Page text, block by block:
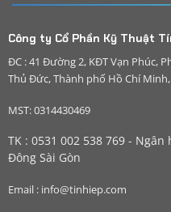
Công ty Cổ Phần Kỹ Thuật
ĐC : 41 Đường 2, KĐT Vạn Phúc,
Thủ Đức, Thành phố Hồ Chí
MST: 0314430469
TK : 0531 002 538 769 -
Đông Sài Gòn
Email : info@tinhiep.com